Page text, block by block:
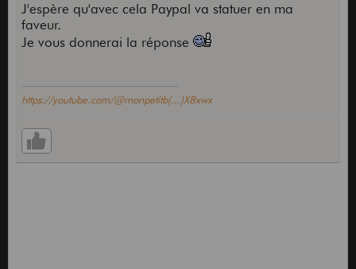
J'espère qu'avec cela Paypal va statuer en ma
faveur.
Je vous donnerai la réponse
https://youtube.com/@monpetitb(...)X8xwx